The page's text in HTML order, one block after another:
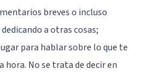
breves o incluso
a otras cosas;
para hablar sobre lo que te
No se trata de decir en